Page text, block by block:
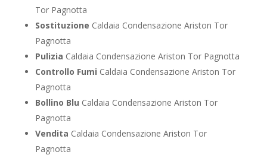
Tor Pagnotta
Sostituzione Caldaia Condensazione Ariston Tor
Pagnotta
Pulizia Caldaia Condensazione Ariston Tor Pagnotta
Controllo Fumi Caldaia Condensazione Ariston Tor
Pagnotta
Bollino Blu Caldaia Condensazione Ariston Tor
Pagnotta
Vendita Caldaia Condensazione Ariston Tor
Pagnotta